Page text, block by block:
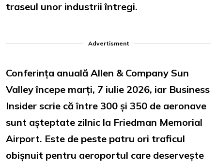
traseul unor industrii întregi.
Advertisment
Conferința anuală Allen & Company Sun
Valley începe marți, 7 iulie 2026, iar Business
Insider scrie că între 300 și 350 de aeronave
sunt așteptate zilnic la Friedman Memorial
Airport. Este de peste patru ori traficul
obișnuit pentru aeroportul care deservește